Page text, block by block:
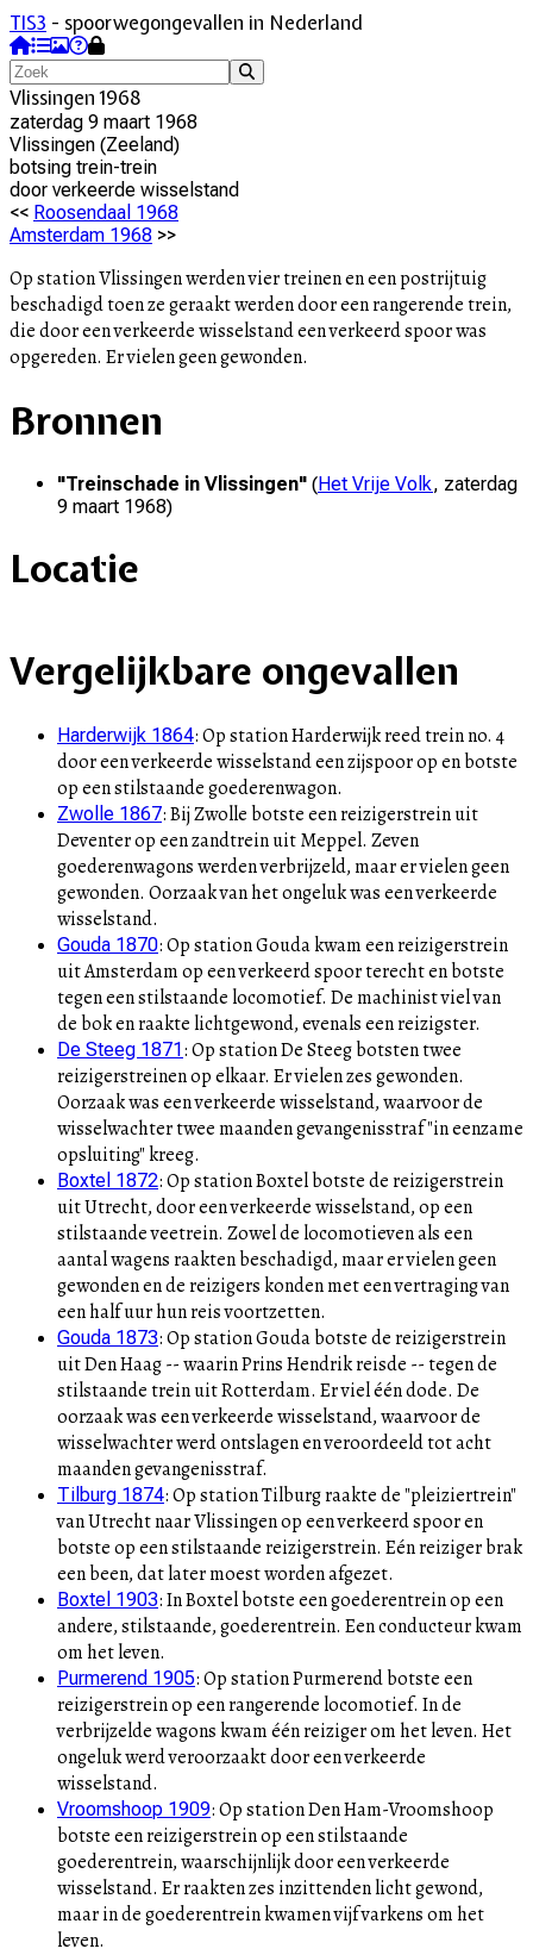
TIS3 - spoorwegongevallen in Nederland
Vlissingen 1968
zaterdag 9 maart 1968
Vlissingen (Zeeland)
botsing trein-trein
door verkeerde wisselstand
<< Roosendaal 1968
Amsterdam 1968 >>
Op station Vlissingen werden vier treinen en een postrijtuig
beschadigd toen ze geraakt werden door een rangerende trein,
die door een verkeerde wisselstand een verkeerd spoor was
opgereden. Er vielen geen gewonden.
Bronnen
"Treinschade in Vlissingen" (Het Vrije Volk, zaterdag
9 maart 1968)
Locatie
+
–
Vergelijkbare ongevallen
Harderwijk 1864:Op station Harderwijk reed trein no. 4
door een verkeerde wisselstand een zijspoor op en botste
op een stilstaande goederenwagon.
Zwolle 1867:Bij Zwolle botste een reizigerstrein uit
Deventer op een zandtrein uit Meppel. Zeven
goederenwagons werden verbrijzeld, maar er vielen geen
gewonden. Oorzaak van het ongeluk was een verkeerde
wisselstand.
Gouda 1870:Op station Gouda kwam een reizigerstrein
uit Amsterdam op een verkeerd spoor terecht en botste
tegen een stilstaande locomotief. De machinist viel van
de bok en raakte lichtgewond, evenals een reizigster.
De Steeg 1871:Op station De Steeg botsten twee
reizigerstreinen op elkaar. Er vielen zes gewonden.
Oorzaak was een verkeerde wisselstand, waarvoor de
wisselwachter twee maanden gevangenisstraf "in eenzame
opsluiting" kreeg.
Boxtel 1872:Op station Boxtel botste de reizigerstrein
uit Utrecht, door een verkeerde wisselstand, op een
stilstaande veetrein. Zowel de locomotieven als een
aantal wagens raakten beschadigd, maar er vielen geen
gewonden en de reizigers konden met een vertraging van
een half uur hun reis voortzetten.
Gouda 1873:Op station Gouda botste de reizigerstrein
uit Den Haag -- waarin Prins Hendrik reisde -- tegen de
stilstaande trein uit Rotterdam. Er viel één dode. De
oorzaak was een verkeerde wisselstand, waarvoor de
wisselwachter werd ontslagen en veroordeeld tot acht
maanden gevangenisstraf.
Tilburg 1874:Op station Tilburg raakte de "pleiziertrein"
van Utrecht naar Vlissingen op een verkeerd spoor en
botste op een stilstaande reizigerstrein. Eén reiziger brak
een been, dat later moest worden afgezet.
Boxtel 1903:In Boxtel botste een goederentrein op een
andere, stilstaande, goederentrein. Een conducteur kwam
om het leven.
Purmerend 1905:Op station Purmerend botste een
reizigerstrein op een rangerende locomotief. In de
verbrijzelde wagons kwam één reiziger om het leven. Het
ongeluk werd veroorzaakt door een verkeerde
wisselstand.
Vroomshoop 1909:Op station Den Ham-Vroomshoop
botste een reizigerstrein op een stilstaande
goederentrein, waarschijnlijk door een verkeerde
wisselstand. Er raakten zes inzittenden licht gewond,
maar in de goederentrein kwamen vijf varkens om het
leven.